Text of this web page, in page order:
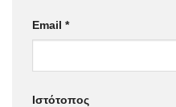
Email *
Ιστότοπος